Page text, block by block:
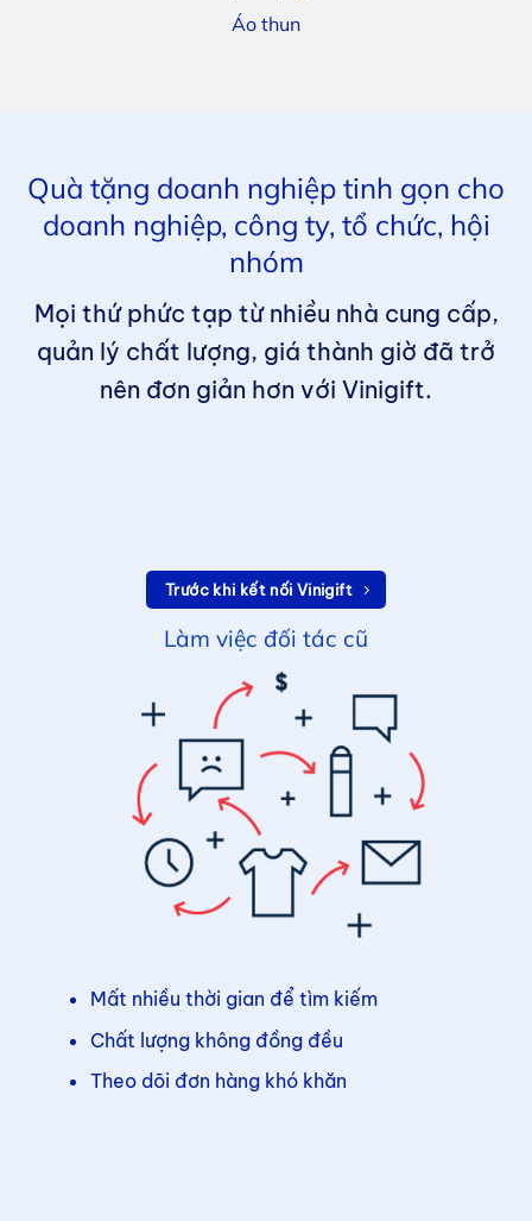
Áo thun
Quà tặng doanh nghiệp tinh gọn cho
doanh nghiệp, công ty, tổ chức, hội
nhóm
Mọi thứ phức tạp từ nhiều nhà cung cấp,
quản lý chất lượng, giá thành giờ đã trở
nên đơn giản hơn với Vinigift.
Trước khi kết nối Vinigift
Làm việc đối tác cũ
Mất nhiều thời gian để tìm kiếm
Chất lượng không đồng đều
Theo dõi đơn hàng khó khăn